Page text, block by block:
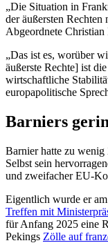
„Die Situation in
der äußersten
Abgeordnete Christian
„Das ist es, worüber
äußerste Rechte] ist
wirtschaftliche
europapolitische
Barniers
Barnier hatte zu
Selbst sein
und zweifacher EU-
Eigentlich wurde er
Treffen mit
für Anfang 2025 eine
Pekings Zölle auf